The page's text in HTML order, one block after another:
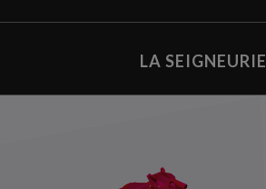
LA SEIGNEURIE